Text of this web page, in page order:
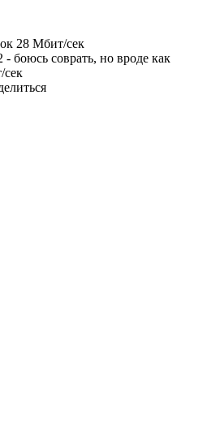
28 Мбит/сек
боюсь соврать, но вроде как